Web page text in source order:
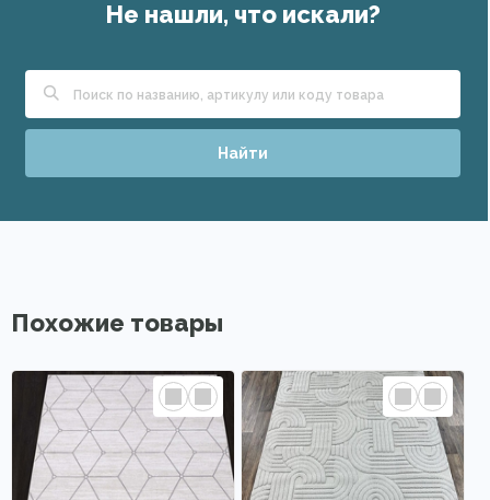
Не нашли, что искали?
Найти
Похожие товары